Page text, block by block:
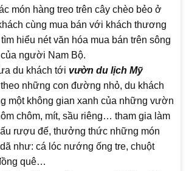
món hàng treo trên cây chèo bẻo ở
cùng mua bán với khách thương
hiểu nét văn hóa mua bán trên sông
người Nam Bộ.
du khách tới vườn du lịch Mỹ
những con đường nhỏ, du khách
một không gian xanh của những vườn
chôm, mít, sầu riêng… tham gia làm
rượu đế, thưởng thức những món
như: cá lóc nướng ống tre, chuột
quê…